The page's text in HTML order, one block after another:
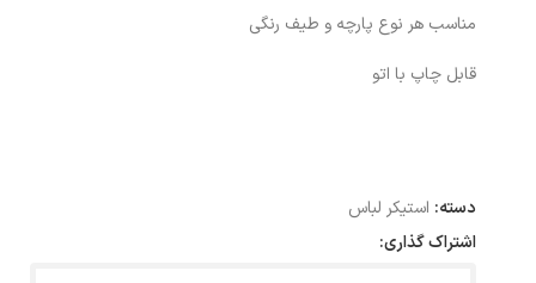
مناسب هر نوع پارچه و طیف رنگی
قابل چاپ با اتو
دسته: استیکر لباس
اشتراک گذاری: